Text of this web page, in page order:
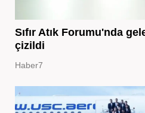
Sıfır Atık Forumu'nda
çizildi
Haber7